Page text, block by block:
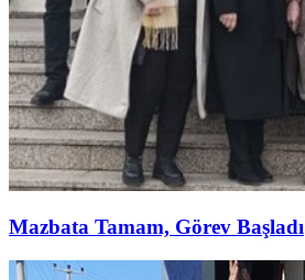
Mazbata Tamam, Görev Başladı